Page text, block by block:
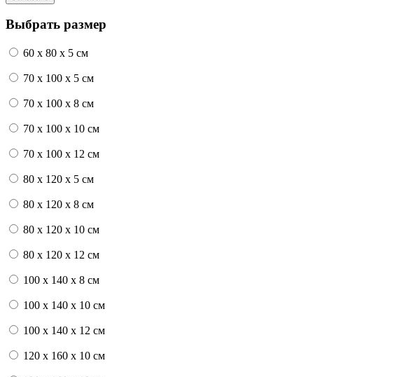
Выбрать размер
60 x 80 x 5 см
70 x 100 x 5 см
70 x 100 x 8 см
70 x 100 x 10 см
70 x 100 x 12 см
80 x 120 x 5 см
80 x 120 x 8 см
80 x 120 x 10 см
80 x 120 x 12 см
100 x 140 x 8 см
100 x 140 x 10 см
100 x 140 x 12 см
120 x 160 x 10 см